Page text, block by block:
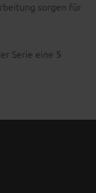
sorgen für
Serie eine 5